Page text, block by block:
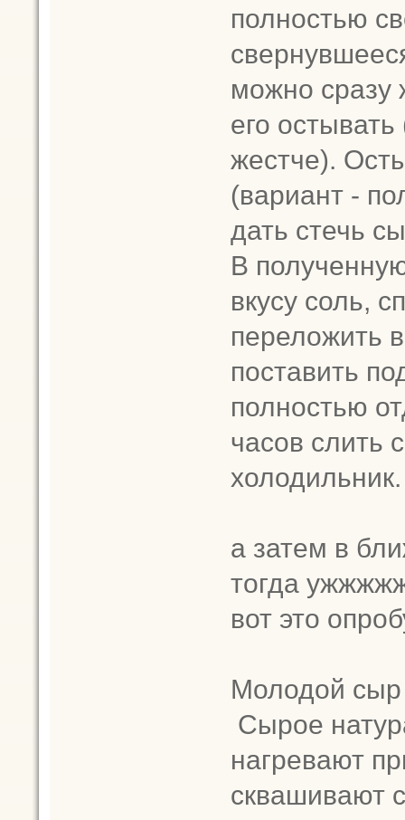
полностью
можно сразу
его
жестче).
(вариант -
дать стечь
В
вкусу соль,
переложить
поставить
полностью
часов слить
холодильник.
а затем в
тогда
вот это
Молодой сыр
Сырое
нагревают
сквашивают